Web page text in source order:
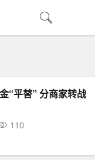
“平替” 分商家转战
110